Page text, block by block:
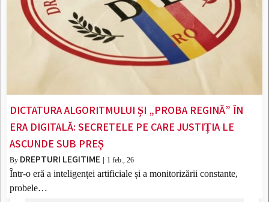
DICTATURA ALGORITMULUI ȘI „PROBA REGINĂ” ÎN
ERA DIGITALĂ: SECRETELE PE CARE JUSTIȚIA LE
ASCUNDE SUB PREȘ
By DREPTURI LEGITIME 1 feb., 26
Într-o eră a inteligenței artificiale și a monitorizării constante,
probele…